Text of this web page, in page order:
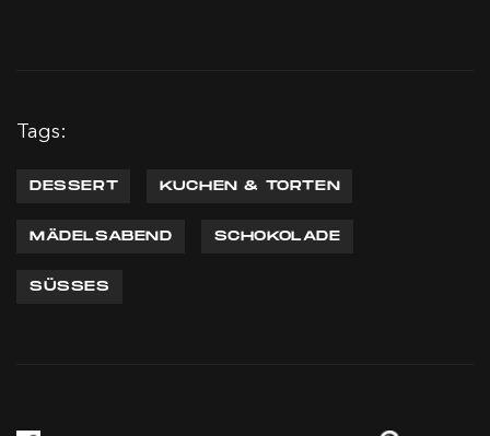
Tags:
DESSERT KUCHEN & TORTEN
MÄDELSABEND SCHOKOLADE
SÜSSES